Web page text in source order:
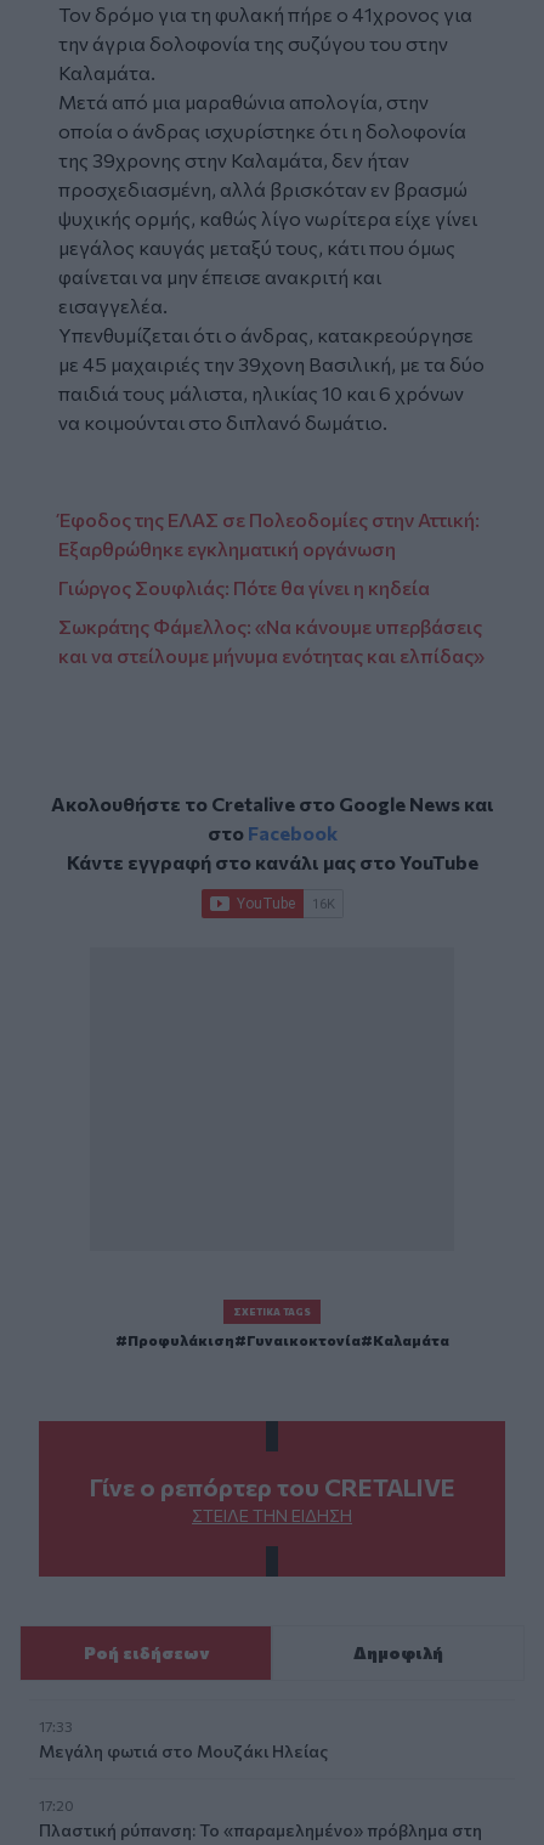
Τον δρόμο για τη φυλακή πήρε ο 41χρονος για
την άγρια δολοφονία της συζύγου του στην
Καλαμάτα.
Μετά από μια μαραθώνια απολογία, στην
οποία ο άνδρας ισχυρίστηκε ότι η δολοφονία
της 39χρονης στην Καλαμάτα, δεν ήταν
προσχεδιασμένη, αλλά βρισκόταν εν βρασμώ
ψυχικής ορμής, καθώς λίγο νωρίτερα είχε γίνει
μεγάλος καυγάς μεταξύ τους, κάτι που όμως
φαίνεται να μην έπεισε ανακριτή και
εισαγγελέα.
Υπενθυμίζεται ότι ο άνδρας, κατακρεούργησε
με 45 μαχαιριές την 39χονη Βασιλική, με τα δύο
παιδιά τους μάλιστα, ηλικίας 10 και 6 χρόνων
να κοιμούνται στο διπλανό δωμάτιο.
Έφοδος της ΕΛΑΣ σε Πολεοδομίες στην Αττική:
Εξαρθρώθηκε εγκληματική οργάνωση
Γιώργος Σουφλιάς: Πότε θα γίνει η κηδεία
Σωκράτης Φάμελλος: «Να κάνουμε υπερβάσεις
και να στείλουμε μήνυμα ενότητας και ελπίδας»
Ακολουθήστε το Cretalive στο Google Newsκαι
στο Facebook
Κάντε εγγραφή στο κανάλι μας στοYouTube
ΣΧΕΤΙΚΆ TAGS
Προφυλάκιση Γυναικοκτονία Καλαμάτα
Γίνε ο ρεπόρτερ του CRETALIVE
ΣΤΕΊΛΕ ΤΗΝ ΕΊΔΗΣΗ
Ροή ειδήσεων Δημοφιλή
17:33
Μεγάλη φωτιά στο Μουζάκι Ηλείας
17:20
Πλαστική ρύπανση: Το «παραμελημένο» πρόβλημα στη